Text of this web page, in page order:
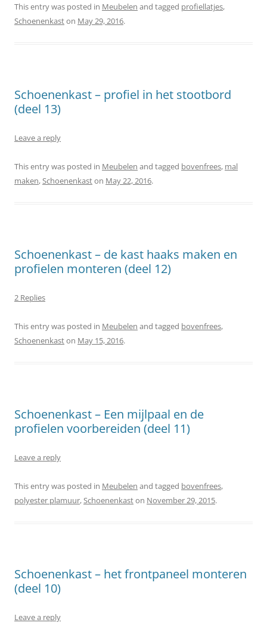
This entry was posted in Meubelen and tagged profiellatjes,
Schoenenkaston May 29, 2016.
Schoenenkast – profiel in het stootbord
(deel 13)
Leave a reply
This entry was posted in Meubelen and tagged bovenfrees, mal
maken, Schoenenkaston May 22, 2016.
Schoenenkast – de kast haaks maken en
profielen monteren (deel 12)
2 Replies
This entry was posted in Meubelen and tagged bovenfrees,
Schoenenkaston May 15, 2016.
Schoenenkast – Een mijlpaal en de
profielen voorbereiden (deel 11)
Leave a reply
This entry was posted in Meubelen and tagged bovenfrees,
polyester plamuur, Schoenenkaston November 29, 2015.
Schoenenkast – het frontpaneel monteren
(deel 10)
Leave a reply